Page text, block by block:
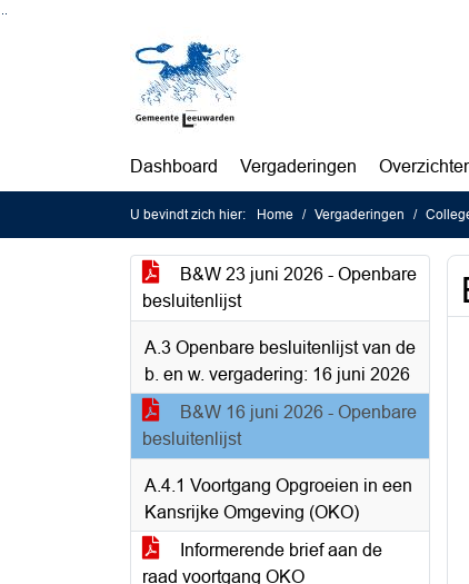
Dashboard Vergaderingen
U bevindt zich hier: Home Vergaderingen
B&W 23 juni 2026 - Openbare
besluitenlijst
A.3 Openbare besluitenlijst van de
b. en w. vergadering: 16 juni 2026
B&W 16 juni 2026 - Openbare
besluitenlijst
A.4.1 Voortgang Opgroeien in een
Kansrijke Omgeving (OKO)
Informerende brief aan de
raad voortgang OKO